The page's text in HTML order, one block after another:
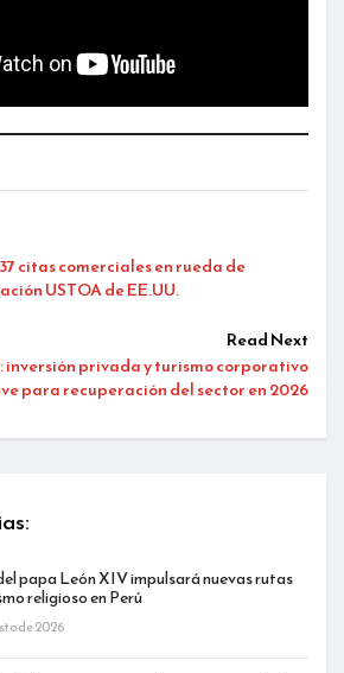
citas comerciales en rueda de
USTOA de EE.UU.
Read Next
inversión privada y turismo corporativo
para recuperación del sector en 2026
papa León XIV impulsará nuevas rutas
religioso en Perú
de 2026